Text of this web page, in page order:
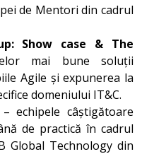
de Mentori din cadrul
Show case & The
mai bune soluții
Agile și expunerea la
domeniului IT&C.
– echipele câștigătoare
de practică în cadrul
Global Technology din